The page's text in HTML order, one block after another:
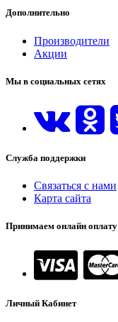
Дополнительно
Производители
Акции
Мы в социальных сетях
Служба поддержки
Связаться с нами
Карта сайта
Принимаем онлайн оплату
Личный Кабинет